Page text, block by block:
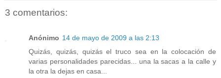
3 comentarios:
Anónimo 14 de mayo de 2009 a las 2:13
Quizás, quizás, quizás el truco sea en la colocación de
varias personalidades parecidas... una la sacas a la calle y
la otra la dejas en casa...